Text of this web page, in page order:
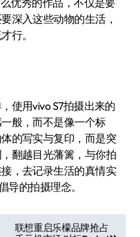
深入这些动物的生活，
行。
使用vivo S7拍摄出来的
般，而不是像一个标
的写实与复印，而是突
翻越目光藩篱，与你拍
，去记录生活的真情实
导的拍摄理念。
联想重启乐檬品牌抢占